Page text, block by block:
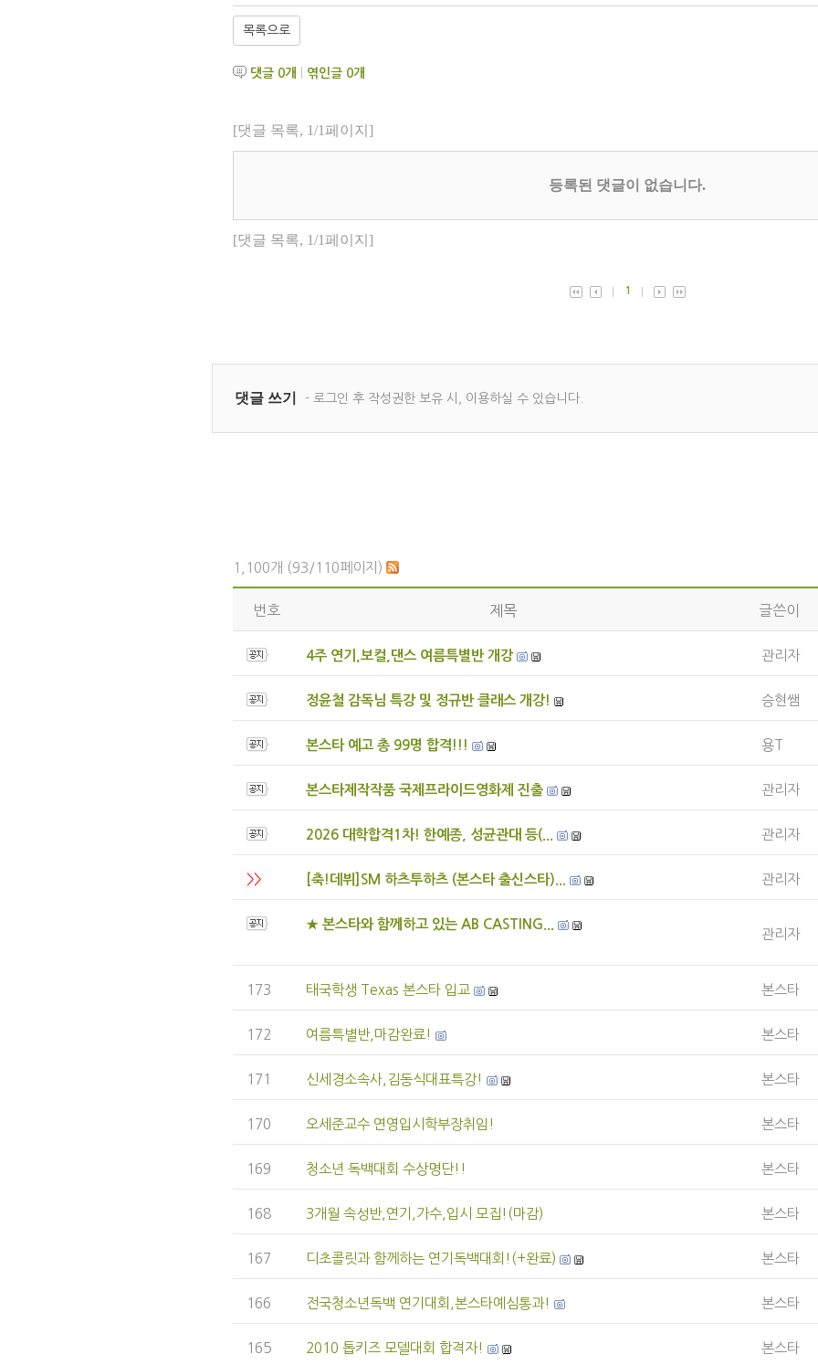
목록으로
댓글 0개 엮인글 0개
1,100개 (93/110페이지)
번호 제목 글쓴이
4주 연기,보컬,댄스 여름특별반 개강 관리자
정윤철 감독님 특강 및 정규반 클래스 개강! 승현쌤
본스타 예고 총 99명 합격!!! 용T
본스타제작작품 국제프라이드영화제 진출 관리자
2026 대학합격1차! 한예종, 성균관대 등(... 관리자
>> [축!데뷔]SM 하츠투하츠 (본스타 출신스타)... 관리자
★ 본스타와 함께하고 있는 AB CASTING...
관리자
173 태국학생 Texas 본스타 입교 본스타
172 여름특별반,마감완료! 본스타
171 신세경소속사,김동식대표특강! 본스타
170 오세준교수 연영입시학부장취임! 본스타
169 청소년 독백대회 수상명단!! 본스타
168 3개월 속성반,연기,가수,입시 모집!(마감) 본스타
167 디초콜릿과 함께하는 연기독백대회!(+완료) 본스타
166 전국청소년독백 연기대회,본스타예심통과! 본스타
165 2010 톱키즈 모델대회 합격자! 본스타